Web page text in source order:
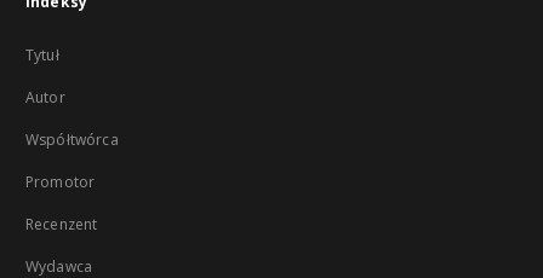
Tytuł
Autor
Współtwórca
Promotor
Recenzent
Wydawca